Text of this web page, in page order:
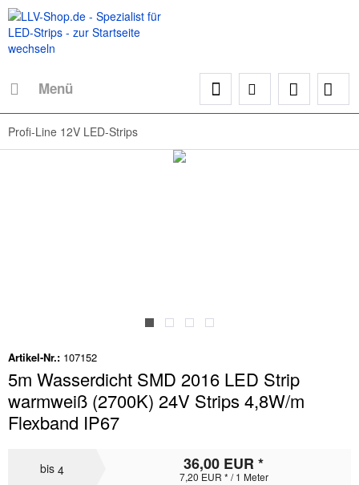
Menü
Profi-Line 12V LED-Strips
Artikel-Nr.: 107152
5m Wasserdicht SMD 2016 LED Strip
warmweiß (2700K) 24V Strips 4,8W/m
Flexband IP67
bis 4 36,00 EUR *
7,20 EUR * / 1 Meter